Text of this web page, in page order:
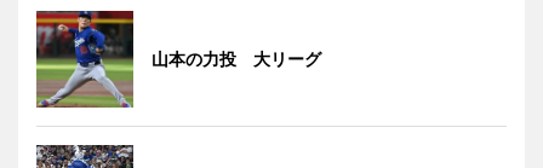
山本の力投 大リーグ